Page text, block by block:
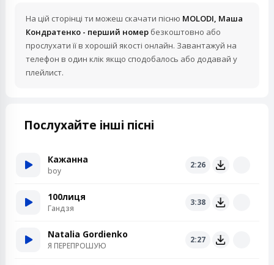
На цій сторінці ти можеш скачати пісню MOLODI, Маша
Кондратенко - перший номер безкоштовно або
прослухати її в хорошій якості онлайн. Завантажуй на
телефон в один клік якщо сподобалось або додавай у
плейлист.
Послухайте інші пісні
Кажанна
boy
2:26
100лиця
Гандзя
3:38
Natalia Gordienko
Я ПЕРЕПРОШУЮ
2:27